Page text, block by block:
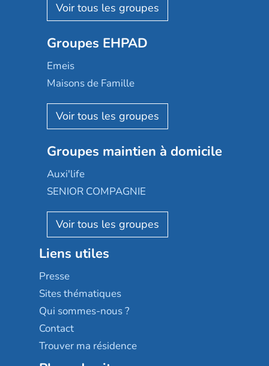
Les Résidentiels
Mobicap
Domusvi
Happy Senior
Aquarelia
Nexity edenea
Les jardins d'Arcadie
Occitalia
Appartseniors
Reseda
Stella management
Les villages d'or
Sérénys
Résidences services Villa Médicis
Groupes EHPAD
Emeis
Maisons de Famille
Korian
Emera
Groupe SOS
Le Noble Âge
Almage
Résidalya
Groupe aplus
Groupes maintien à domicile
Auxi'life
SENIOR COMPAGNIE
AGE D'OR Services
Liens utiles
Presse
Sites thématiques
Qui sommes-nous ?
Contact
Trouver ma résidence